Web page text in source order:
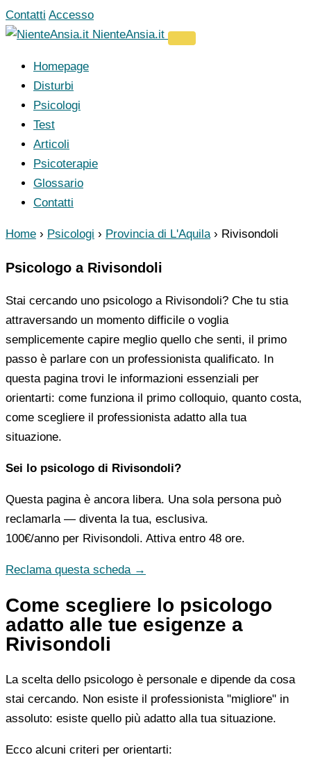
Vai
al
Contatti Accesso
NienteAnsia.it
Homepage
Disturbi
Psicologi
Test
Articoli
Psicoterapie
Glossario
Contatti
Home › Psicologi › Provincia di L'Aquila › Rivisondoli
Psicologo a Rivisondoli
Stai cercando uno psicologo a Rivisondoli? Che tu stia
attraversando un momento difficile o voglia
semplicemente capire meglio quello che senti, il primo
passo è parlare con un professionista qualificato. In
questa pagina trovi le informazioni essenziali per
orientarti: come funziona il primo colloquio, quanto costa,
come scegliere il professionista adatto alla tua
situazione.
Sei lo psicologo di Rivisondoli?
Questa pagina è ancora libera. Una sola persona può
reclamarla — diventa la tua, esclusiva.
100€/anno per Rivisondoli. Attiva entro 48 ore.
Reclama questa scheda →
Come scegliere lo psicologo
adatto alle tue esigenze a
Rivisondoli
La scelta dello psicologo è personale e dipende da cosa
stai cercando. Non esiste il professionista "migliore" in
assoluto: esiste quello più adatto alla tua situazione.
Ecco alcuni criteri per orientarti: